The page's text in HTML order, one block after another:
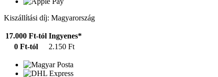
Kiszállítási díj: Magyarország
17.000 Ft-tól Ingyenes*
0 Ft-tól
2.150 Ft